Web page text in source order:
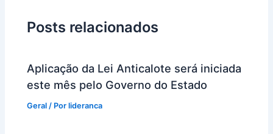
Posts relacionados
Aplicação da Lei Anticalote será iniciada
este mês pelo Governo do Estado
Geral / Porlideranca